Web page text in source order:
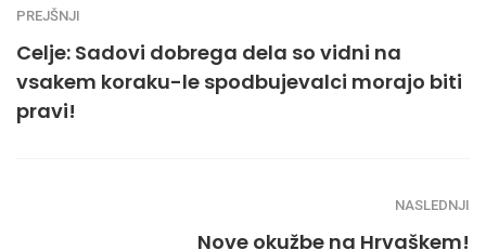
PREJŠNJI
Celje: Sadovi dobrega dela so vidni na
vsakem koraku-le spodbujevalci morajo biti
pravi!
NASLEDNJI
Nove okužbe na Hrvaškem!